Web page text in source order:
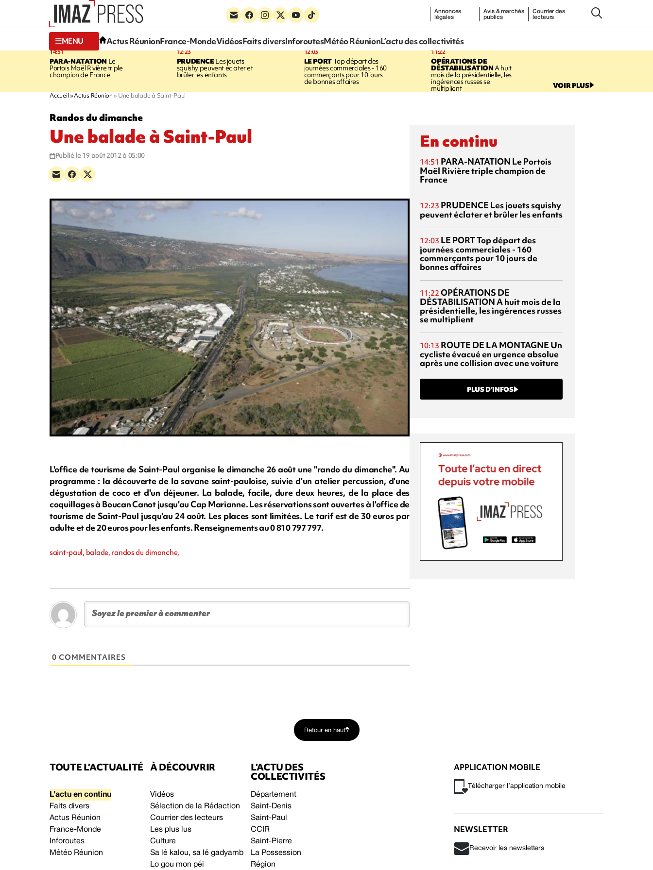
Annonces
légales
Avis & marchés
publics
Courrier des
lecteurs
MENU Actus RéunionFrance-MondeVidéosFaits diversInforoutesMétéo RéunionL’actu des collectivités
14:51
PARA-NATATIONLe
Portois Maël Rivière triple
champion de France
12:23
PRUDENCELes jouets
squishy peuvent éclater et
brûler les enfants
12:03
LE PORTTop départ des
journées commerciales - 160
commerçants pour 10 jours
de bonnes affaires
11:22
OPÉRATIONS DE
DÉSTABILISATIONA huit
mois de la présidentielle, les
ingérences russes se
multiplient VOIR PLUS
Accueil Actus Réunion Une balade à Saint-Paul
Randos du dimanche
Une balade à Saint-Paul
Publié le 19 août 2012 à 05:00
L'office de tourisme de Saint-Paul organise le dimanche 26 août une "rando du dimanche". Au
programme : la découverte de la savane saint-pauloise, suivie d'un atelier percussion, d'une
dégustation de coco et d'un déjeuner. La balade, facile, dure deux heures, de la place des
coquillages à Boucan Canot jusqu'au Cap Marianne. Les réservations sont ouvertes à l'office de
tourisme de Saint-Paul jusqu'au 24 août. Les places sont limitées. Le tarif est de 30 euros par
adulte et de 20 euros pour les enfants. Renseignements au 0 810 797 797.
saint-paul, balade, randos du dimanche,
0 COMMENTAIRES
En continu
14:51 PARA-NATATION Le Portois
Maël Rivière triple champion de
France
12:23 PRUDENCE Les jouets squishy
peuvent éclater et brûler les enfants
12:03 LE PORTTop départ des
journées commerciales - 160
commerçants pour 10 jours de
bonnes affaires
11:22 OPÉRATIONS DE
DÉSTABILISATIONA huit mois de la
présidentielle, les ingérences russes
se multiplient
10:13 ROUTE DE LA MONTAGNE Un
cycliste évacué en urgence absolue
après une collision avec une voiture
PLUS D’INFOS
Retour en haut
TOUTE L’ACTUALITÉ
L’actu en continu
Faits divers
Actus Réunion
France-Monde
Inforoutes
Météo Réunion
À DÉCOUVRIR
Vidéos
Sélection de la Rédaction
Courrier des lecteurs
Les plus lus
Culture
Sa lé kalou, sa lé gadyamb
Lo gou mon péi
L’ACTU DES
COLLECTIVITÉS
Département
Saint-Denis
Saint-Paul
CCIR
Saint-Pierre
La Possession
Région
APPLICATION MOBILE
Télécharger l’application mobile
NEWSLETTER
Recevoir les newsletters